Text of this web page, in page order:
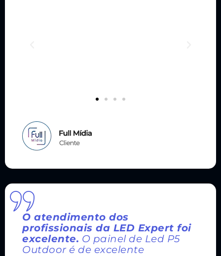
O atendimento dos
profissionais da LED Expert foi
excelente. O painel de Led P5
Outdoor é de excelente